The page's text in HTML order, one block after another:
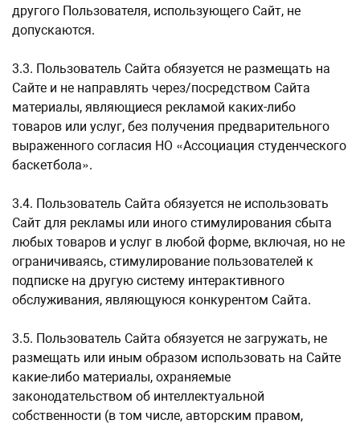
другого Пользователя, использующего Сайт, не
допускаются.
3.3. Пользователь Сайта обязуется не размещать на
Сайте и не направлять через/посредством Сайта
материалы, являющиеся рекламой каких-либо
товаров или услуг, без получения предварительного
выраженного согласия НО «Ассоциация студенческого
баскетбола».
3.4. Пользователь Сайта обязуется не использовать
Сайт для рекламы или иного стимулирования сбыта
любых товаров и услуг в любой форме, включая, но не
ограничиваясь, стимулирование пользователей к
подписке на другую систему интерактивного
обслуживания, являющуюся конкурентом Сайта.
3.5. Пользователь Сайта обязуется не загружать, не
размещать или иным образом использовать на Сайте
какие-либо материалы, охраняемые
законодательством об интеллектуальной
собственности (в том числе, авторским правом,